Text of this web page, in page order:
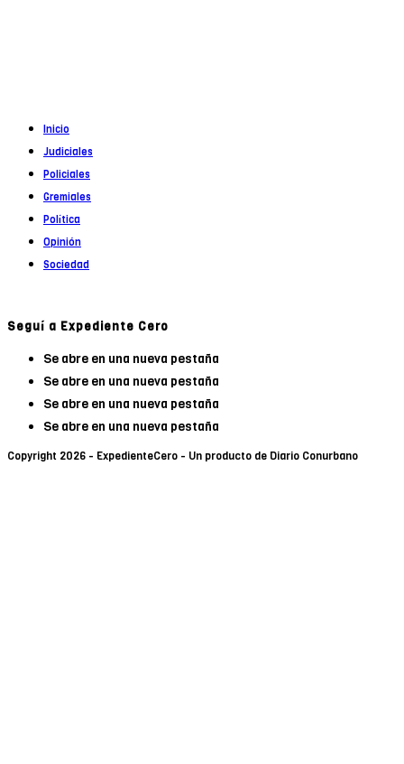
Inicio
Judiciales
Policiales
Gremiales
Política
Opinión
Sociedad
Seguí a Expediente Cero
Se abre en una nueva pestaña
Se abre en una nueva pestaña
Se abre en una nueva pestaña
Se abre en una nueva pestaña
Copyright 2026 - ExpedienteCero - Un producto de Diario Conurbano